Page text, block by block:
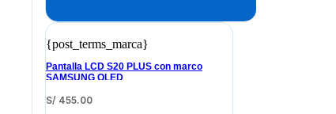
{post_terms_marca}
Pantalla LCD S20 PLUS con marco
SAMSUNG OLED
S/ 455.00